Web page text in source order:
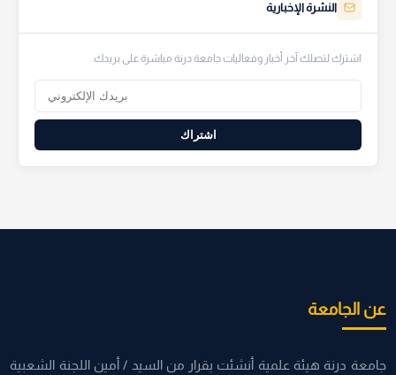
النشرة الإخبارية
اشترك لتصلك آخر أخبار وفعاليات جامعة درنة مباشرة على بريدك.
اشتراك
عن الجامعة
جامعة درنة هيئة علمية أنشئت بقرار من السيد / أمين اللجنة الشعبية